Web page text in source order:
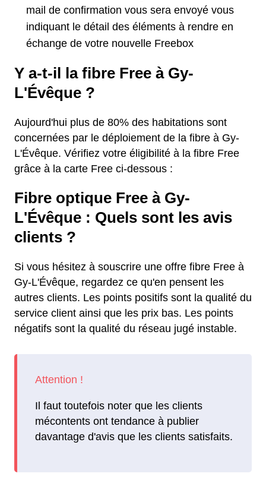
mail de confirmation vous sera envoyé vous
indiquant le détail des éléments à rendre en
échange de votre nouvelle Freebox
Y a-t-il la fibre Free à Gy-
L'Évêque ?
Aujourd'hui plus de 80% des habitations sont
concernées par le déploiement de la fibre à Gy-
L'Évêque. Vérifiez votre éligibilité à la fibre Free
grâce à la carte Free ci-dessous :
Fibre optique Free à Gy-
L'Évêque : Quels sont les avis
clients ?
Si vous hésitez à souscrire une offre fibre Free à
Gy-L'Évêque, regardez ce qu'en pensent les
autres clients. Les points positifs sont la qualité du
service client ainsi que les prix bas. Les points
négatifs sont la qualité du réseau jugé instable.
Il faut toutefois noter que les clients
mécontents ont tendance à publier
davantage d'avis que les clients satisfaits.